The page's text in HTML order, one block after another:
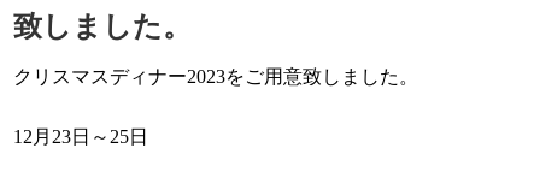
致しました。
クリスマスディナー2023をご用意致しました。
12月23日～25日